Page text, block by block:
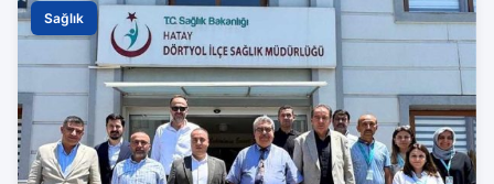
Sağlık